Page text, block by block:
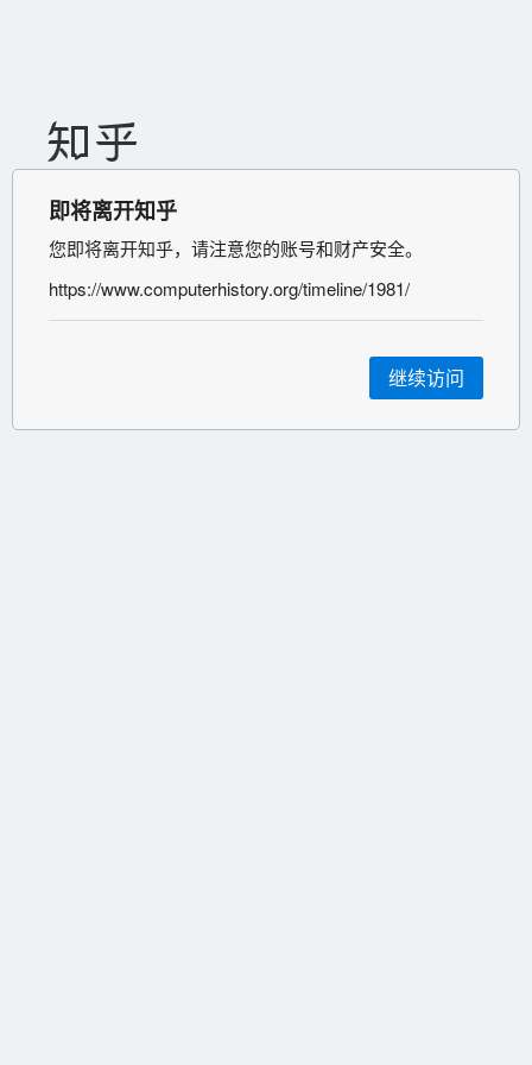
即将离开知乎
您即将离开知乎，请注意您的账号和财产安全。
https://www.computerhistory.org/timeline/1981/
继续访问